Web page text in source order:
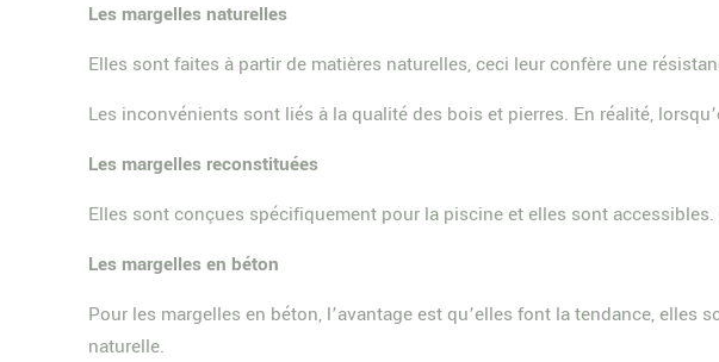
Les margelles naturelles
Elles sont faites à partir de matières naturelles, ceci leur confère une
Les inconvénients sont liés à la qualité des bois et pierres. En réalité,
Les margelles reconstituées
Elles sont conçues spécifiquement pour la piscine et elles sont
Les margelles en béton
Pour les margelles en béton, l’avantage est qu’elles font la tendance,
naturelle.